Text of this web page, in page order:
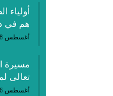
هم في
أغسطس 8, 2026
مسيرة
تعالى
أغسطس 6, 2026